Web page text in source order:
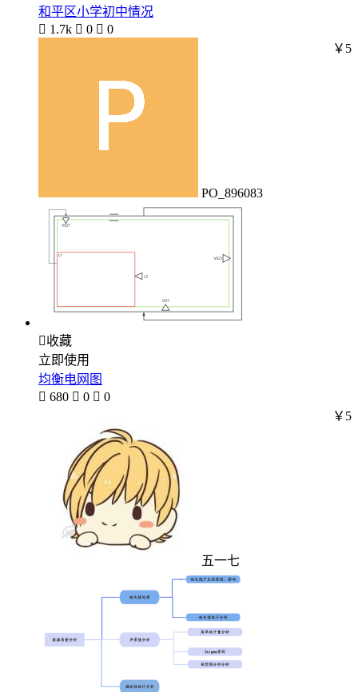
和平区小学初中情况
 1.7k  0  0
PO_896083
￥5
收藏
立即使用
均衡电网图
 680  0  0
五一七
￥5